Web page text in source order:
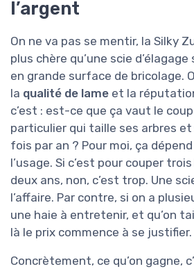
l’argent
On ne va pas se mentir, la Silky
plus chère qu’une scie
en grande surface de bricolage.
la qualité de lame et la
c’est : est-ce que ça vaut le
particulier qui taille ses arbres
fois par an ? Pour moi, ça
l’usage. Si c’est pour couper
deux ans, non, c’est trop. Une
l’affaire. Par contre, si on a
une haie à entretenir, et qu’on
là le prix commence à se justifier.
Concrètement, ce qu’on gagne,